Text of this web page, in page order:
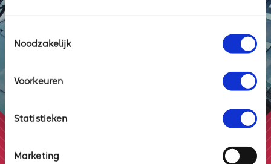
Noodzakelijk
Voorkeuren
Statistieken
Marketing